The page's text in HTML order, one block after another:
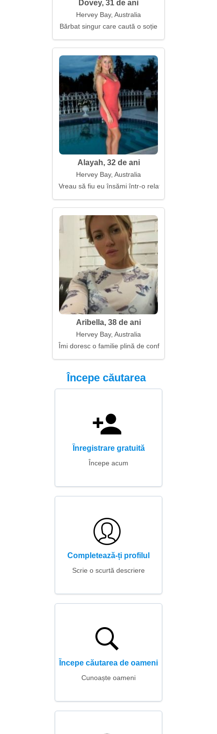
Dovey, 31 de ani
Hervey Bay, Australia
Bărbat singur care caută o soție
Alayah, 32 de ani
Hervey Bay, Australia
Vreau să fiu eu însămi într-o relație
Aribella, 38 de ani
Hervey Bay, Australia
Îmi doresc o familie plină de confort și sens
Începe căutarea
Înregistrare gratuită
Începe acum
Completează-ți profilul
Scrie o scurtă descriere
Începe căutarea de oameni
Cunoaște oameni